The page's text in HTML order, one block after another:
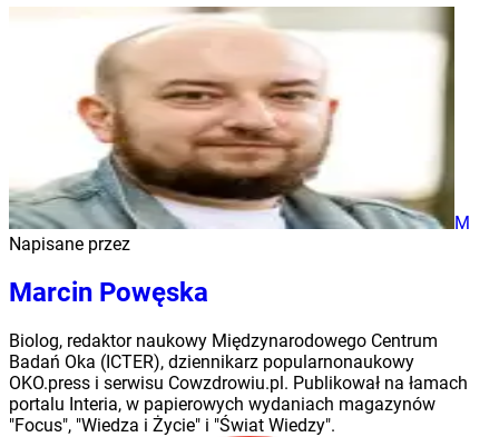
M
Napisane przez
Marcin Powęska
Biolog, redaktor naukowy Międzynarodowego Centrum
Badań Oka (ICTER), dziennikarz popularnonaukowy
OKO.press i serwisu Cowzdrowiu.pl. Publikował na łamach
portalu Interia, w papierowych wydaniach magazynów
"Focus", "Wiedza i Życie" i "Świat Wiedzy".